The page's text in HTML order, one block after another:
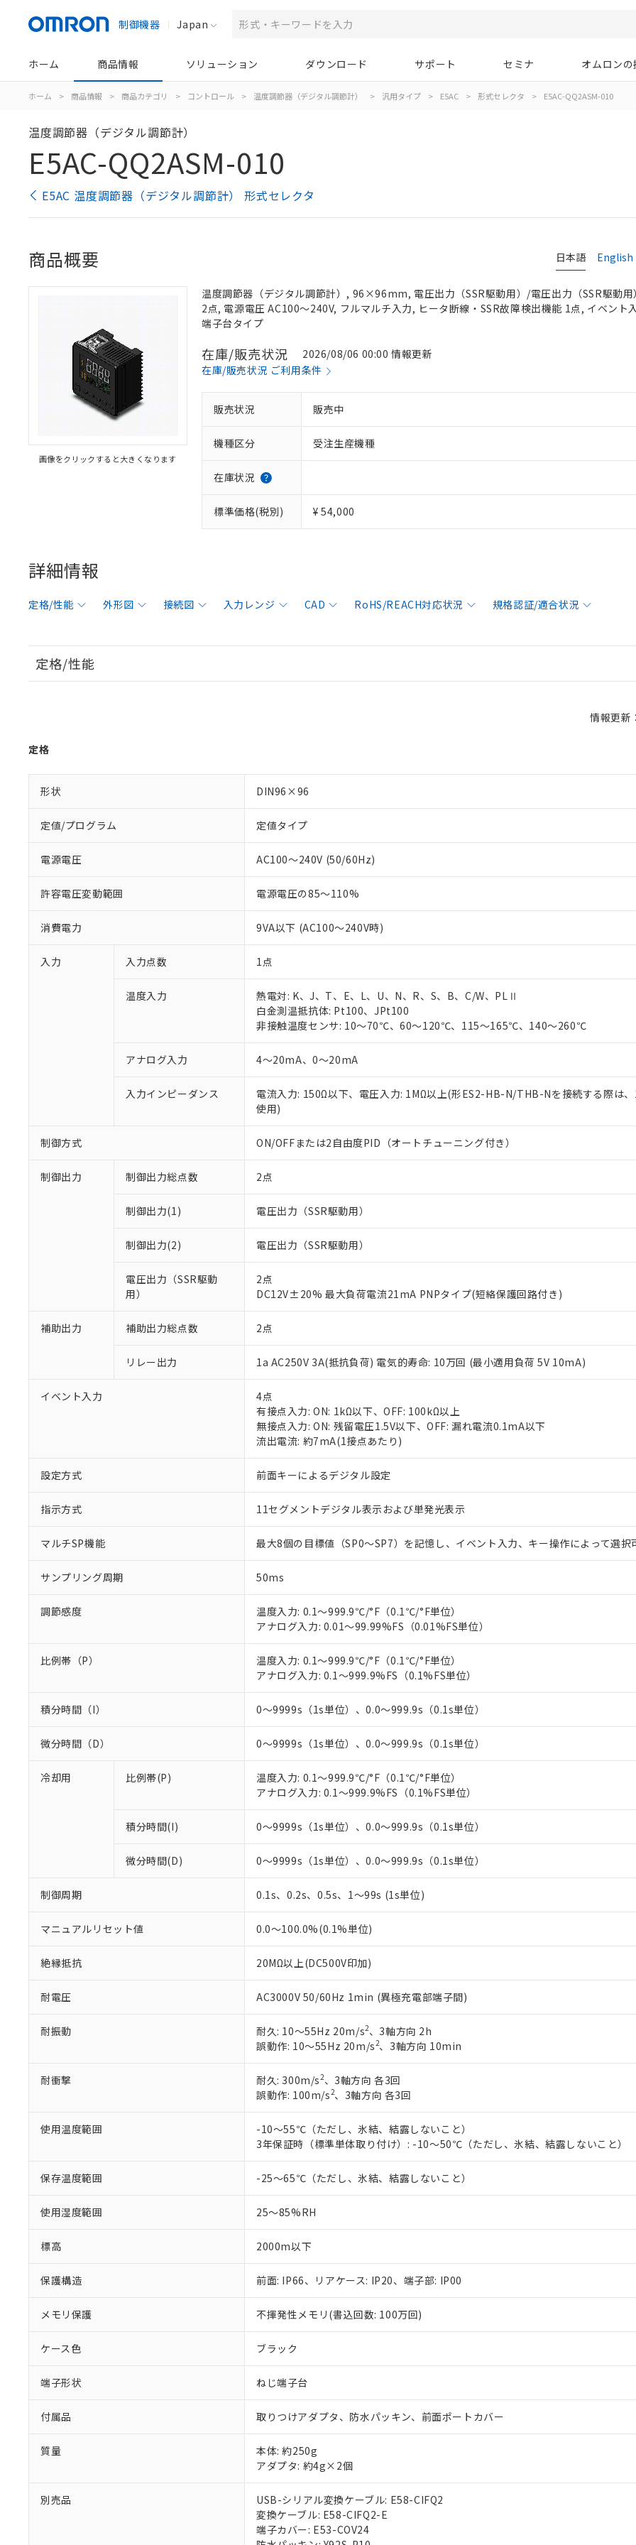
制御機器 Japan
ホーム 商品情報 ソリューション ダウンロード サポート セミナ オムロン
ホーム > 商品情報 > 商品カテゴリ > コントロール > 温度調節器（デジタル調節計） > 汎用タイプ > E5AC > 形式セレクタ > E5AC-QQ2ASM-010
温度調節器（デジタル調節計）
E5AC-QQ2ASM-010
E5AC 温度調節器（デジタル調節計） 形式セレクタ
日本語 English
商品概要
画像をクリックすると大きくなります
温度調節器（デジタル調節計）, 96×96mm, 電圧出力（SSR駆動用）/電圧出力（SSR駆動用
2点, 電源電圧 AC100～240V, フルマルチ入力, ヒータ断線・SSR故障検出機能 1点, イベント
端子台タイプ
在庫/販売状況
2026/08/06 00:00 情報更新
在庫/販売状況 ご利用条件
販売状況 販売中
機種区分 受注生産機種
在庫状況
標準価格(税別) ¥ 54,000
詳細情報
定格/性能 外形図 接続図 入力レンジ CAD RoHS/REACH対応状況 規格認証/適合状況
定格/性能
情報更
定格
形状 DIN96×96
定値/プログラム 定値タイプ
電源電圧 AC100～240V (50/60Hz)
許容電圧変動範囲 電源電圧の85～110%
消費電力 9VA以下 (AC100～240V時)
入力 入力点数 1点
温度入力
熱電対: K、J、T、E、L、U、N、R、S、B、C/W、PLⅡ
白金測温抵抗体: Pt100、JPt100
非接触温度センサ: 10～70℃、60～120℃、115～165℃、140～260℃
アナログ入力 4～20mA、0～20mA
入力インピーダンス
電流入力: 150Ω以下、電圧入力: 1MΩ以上(形ES2-HB-N/THB-Nを接続する際は
使用)
制御方式 ON/OFFまたは2自由度PID（オートチューニング付き）
制御出力 制御出力総点数 2点
制御出力(1) 電圧出力（SSR駆動用）
制御出力(2) 電圧出力（SSR駆動用）
電圧出力（SSR駆動
用）
2点
DC12V±20% 最大負荷電流21mA PNPタイプ(短絡保護回路付き)
補助出力 補助出力総点数 2点
リレー出力 1a AC250V 3A(抵抗負荷) 電気的寿命: 10万回 (最小適用負荷 5V 10mA)
イベント入力
4点
有接点入力: ON: 1kΩ以下、OFF: 100kΩ以上
無接点入力: ON: 残留電圧1.5V以下、OFF: 漏れ電流0.1mA以下
流出電流: 約7mA(1接点あたり)
設定方式 前面キーによるデジタル設定
指示方式 11セグメントデジタル表示および単発光表示
マルチSP機能 最大8個の目標値（SP0～SP7）を記憶し、イベント入力、キー操作によって選択
サンプリング周期 50ms
調節感度
温度入力: 0.1～999.9℃/°F（0.1℃/°F単位）
アナログ入力: 0.01～99.99%FS（0.01%FS単位）
比例帯（P）
温度入力: 0.1～999.9℃/°F（0.1℃/°F単位）
アナログ入力: 0.1～999.9%FS（0.1%FS単位）
積分時間（I） 0～9999s（1s単位）、0.0～999.9s（0.1s単位）
微分時間（D） 0～9999s（1s単位）、0.0～999.9s（0.1s単位）
冷却用 比例帯(P)
温度入力: 0.1～999.9℃/°F（0.1℃/°F単位）
アナログ入力: 0.1～999.9%FS（0.1%FS単位）
積分時間(I) 0～9999s（1s単位）、0.0～999.9s（0.1s単位）
微分時間(D) 0～9999s（1s単位）、0.0～999.9s（0.1s単位）
制御周期 0.1s、0.2s、0.5s、1～99s (1s単位)
マニュアルリセット値 0.0～100.0%(0.1%単位)
絶縁抵抗 20MΩ以上(DC500V印加)
耐電圧 AC3000V 50/60Hz 1min (異極充電部端子間)
耐振動 耐久: 10～55Hz 20m/s2、3軸方向 2h
誤動作: 10～55Hz 20m/s2、3軸方向 10min
耐衝撃 耐久: 300m/s2、3軸方向 各3回
誤動作: 100m/s2、3軸方向 各3回
使用温度範囲
-10～55℃（ただし、氷結、結露しないこと）
3年保証時（標準単体取り付け）: -10～50℃（ただし、氷結、結露しないこと）
保存温度範囲 -25～65℃（ただし、氷結、結露しないこと）
使用湿度範囲 25～85%RH
標高 2000m以下
保護構造 前面: IP66、リアケース: IP20、端子部: IP00
メモリ保護 不揮発性メモリ(書込回数: 100万回)
ケース色 ブラック
端子形状 ねじ端子台
付属品 取りつけアダプタ、防水パッキン、前面ポートカバー
質量
本体: 約250g
アダプタ: 約4g×2個
別売品
USB-シリアル変換ケーブル: E58-CIFQ2
変換ケーブル: E58-CIFQ2-E
端子カバー: E53-COV24
ご利用条件
本サービスは、当社制御機器事業取扱商品の当社在庫状況および標準価格(税抜)を
くものです。
在庫状況および標準価格照会結果は、記載している更新日時点での社内データに
のであり、閲覧された時点での実際の在庫および標準価格とは異なる場合があるこ
正式な納期状況および標準価格はお客様のお取引先、またはお客様担当のオムロ
当社販売員にご相談ください。
オムロン制御機器販売店や当社販売拠点は「販売ネットワーク
」をご確認くだ
在庫状況および標準価格結果を当社の事前の承諾なく第三者に漏洩または開示し
す。
マイパーツ機能（部品リスト作成サービス）をご利用いただくには、I-Webメンバ
ている必要があります。
さい。
※当社の共同利用者とは、"個人情報の共同利用に関して"
の「1.共同利用者の
いる法人を指します。
※1 対応状況
対応済み：EU RoHS指令（10物質）の非含有に対応した製品が提供可能な商品です。
対応予定：EU RoHS指令（10物質）の非含有に対応した製品に切り替える予定のある商
対応予定なし：EU RoHS指令（10物質）の非含有に非対応の商品で、対応品を出す予
調査・確認中：EU RoHS指令（10物質）の非含有の対応状況を調査中または確認中の商
仕入先様の事情により、非含有部品としていたものが、含有品と判明した場合などやむ
があります。
*EU RoHS指令（10物質）：
鉛(Pb) 1000ppm以下、 水銀(Hg) 1000ppm以下、 カドミウム(Cd) 100ppm以下、
六価クロム(Cr(Ⅵ)) 1000ppm以下、ポリ臭化ビフェニル類(PBB) 1000ppm以下、ポリ臭化ジフェニルエーテル類
フタル酸ビス(2-エチルヘキシル) (DEHP)(別名：DOP) 1000ppm以下、フタル酸ブチルベンジル（BBP）
但し、RoHS指令で産業用監視および制御機器に対する適用除外項目は除く。
※2 対応予定月
部品在庫の切り替え状況などにより、予定月が前後することがあります。
下記の非含有証明書をダウンロードすることができます。
EU RoHS指令（10物質）の非含有証明書
51物質の非含有証明書（当社基準）
※本証明書は発行日時点で非含有を証明するもので、過去に遡って非含有を証明するも
また、RoHS指令のフタル酸エステル類４物質の対応では、対応完了までの期間は出
混在することから備考欄に対応日を記載しておりました。
既に当社にて対応品への在庫切替を完了していることから、特段のことがない限り、
り割愛しております。
※1 中国RoHS○×表
「○」：最大均質材料含有率が中国RoHSの基準値以下であることを示します。
「－」：未確認です。当社販売部門へお問い合わせください。
Pb(鉛) :1000ppm、 Hg(水銀) : 1000ppm、 Cd(カドミウム) : 100ppm、
DBP(フタル酸ジブチル) : 1000ppm、 DIBP(フタル酸ジイソブチル) : 1000ppm、 BBP(フタル酸ブチルベンジル
DEHP(フタル酸ビス(2-エチルヘキシル)) : 1000ppm
※2 環境保護使用期限
「ｅ」：有害物質（10物質）のすべてが基準値以下であることを示します。
「10」：通常の使用状況下において有害物質が外部に漏えいし、環境に深刻な影響を及
味します。
「－」：未確認です。当社販売部門へお問い合わせください。
当社は、これら貴社製品のうち、外国為替および外国貿易法に定める商品（以下｢
う）を輸出または国外への提供する場合は、日本国政府の輸出許可(または役務取
などの必要な手続きをとります。
当社は規制貨物を破棄する場合は、完全に破砕するなど、違法に輸出されないよう
置等に一切使用いたしません。
当社は、貴社製品を第三者に販売する場合は、上記1、2および3の内容を当該第三
また当社は、販売先および販売に係わる関係者が違法に輸出するおそれがある場合
たしません。
合意する
号
説明
○ 一定数以上の在庫あり
一定数には満たないが在庫あり
在庫なし(最新の在庫状況については、お客様のお取引先、またはお客様担当
機器販売店・当社販売員にご確認ください)
白
受注生産機種、また在庫状況の情報を公開していない機種